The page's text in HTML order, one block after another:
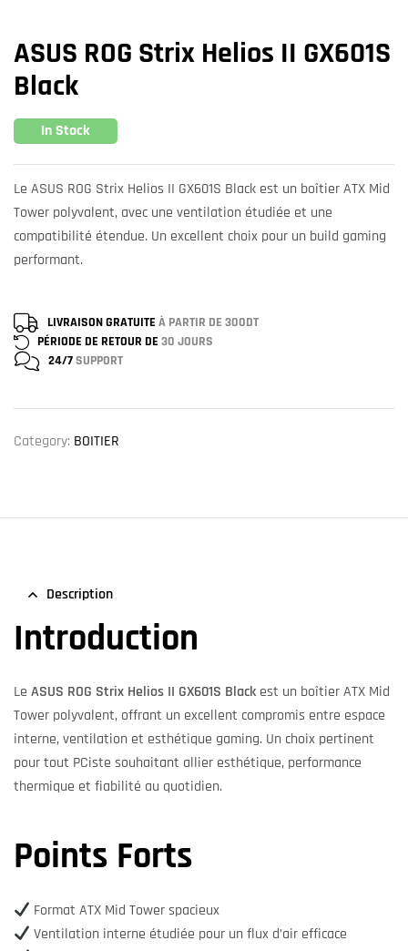
ASUS ROG Strix Helios II GX601S
Black
In Stock
Le ASUS ROG Strix Helios II GX601S Black est un boîtier ATX Mid
Tower polyvalent, avec une ventilation étudiée et une
compatibilité étendue. Un excellent choix pour un build gaming
performant.
LIVRAISON GRATUITE À PARTIR DE 300DT
PÉRIODE DE RETOUR DE 30 JOURS
24/7SUPPORT
Category: BOITIER
Description
Introduction
Le ASUS ROG Strix Helios II GX601S Black est un boîtier ATX Mid
Tower polyvalent, offrant un excellent compromis entre espace
interne, ventilation et esthétique gaming. Un choix pertinent
pour tout PCiste souhaitant allier esthétique, performance
thermique et fiabilité au quotidien.
Points Forts
Format ATX Mid Tower spacieux
Ventilation interne étudiée pour un flux d’air efficace